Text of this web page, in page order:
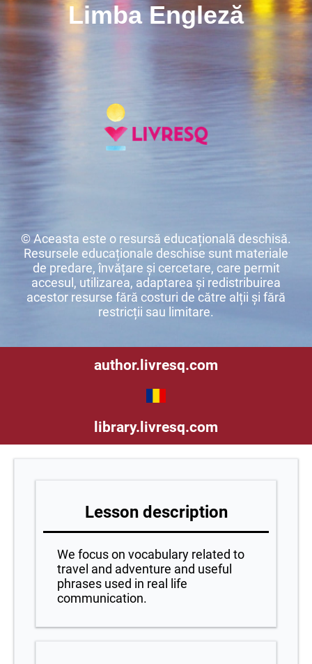
Limba Engleză
© Aceasta este o resursă educațională deschisă.
Resursele educaționale deschise sunt materiale
de predare, învățare și cercetare, care permit
accesul, utilizarea, adaptarea și redistribuirea
acestor resurse fără costuri de către alții și fără
restricții sau limitare.
author.livresq.com
library.livresq.com
Lesson description
We focus on vocabulary related to
travel and adventure and useful
phrases used in real life
communication.